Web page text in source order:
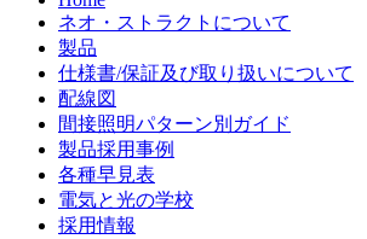
ネオ・ストラクトについて
製品
仕様書/保証及び取り扱いについて
配線図
間接照明パターン別ガイド
製品採用事例
各種早見表
電気と光の学校
採用情報